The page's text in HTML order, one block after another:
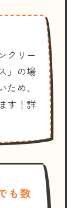
クリー
」の場
め、
す！詳
も数